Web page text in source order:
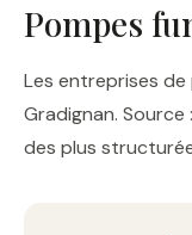
Pompes
Les entreprises
Gradignan. Source
des plus